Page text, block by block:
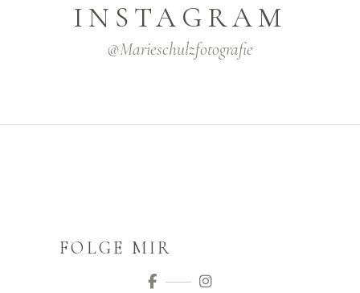
INSTAGRAM
@marieschulzfotografie
FOLGE MIR